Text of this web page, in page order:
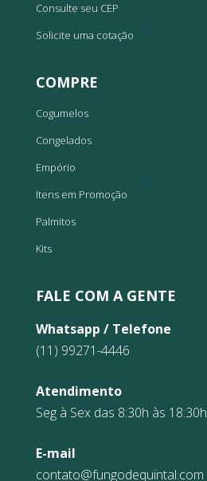
Consulte seu CEP
Solicite uma cotação
COMPRE
Cogumelos
Congelados
Empório
Itens em Promoção
Palmitos
Kits
FALE COM A GENTE
Whatsapp / Telefone
(11) 99271-4446
Atendimento
Seg à Sex das 8:30h às 18:30h
E-mail
contato@fungodequintal.com